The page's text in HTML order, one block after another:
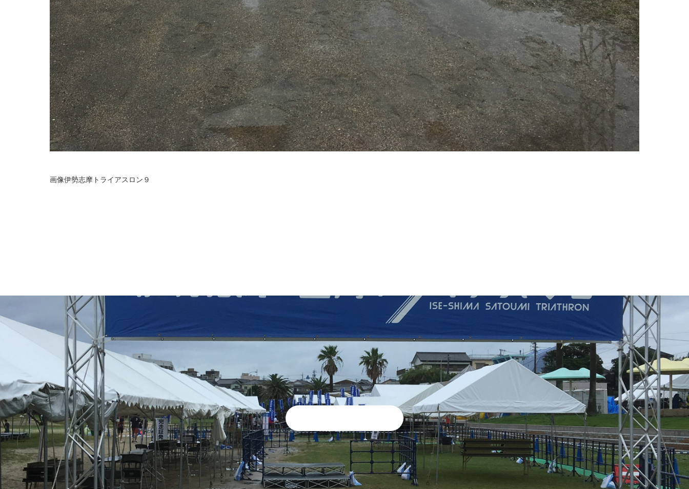
画像伊勢志摩トライアスロン９